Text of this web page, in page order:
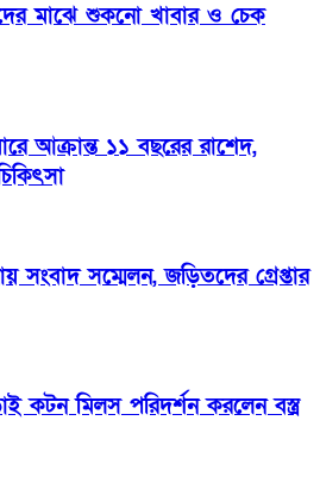
মাঝে শুকনো খাবার ও চেক
আক্রান্ত ১১ বছরের রাশেদ,
সংবাদ সম্মেলন, জড়িতদের গ্রেপ্তার
কটন মিলস পরিদর্শন করলেন বস্ত্র